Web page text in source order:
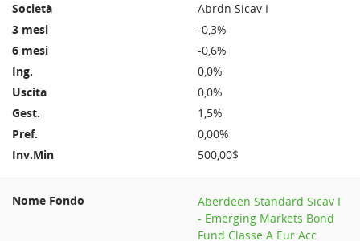
Abrdn Sicav I
-0,3%
-0,6%
0,0%
0,0%
1,5%
0,00%
500,00$
Aberdeen Standard Sicav I
- Emerging Markets Bond
Fund Classe A Eur Acc